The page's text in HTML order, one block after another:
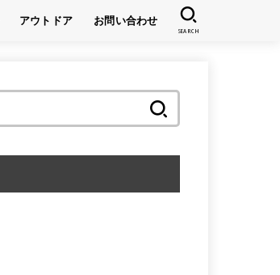
アウトドア お問い合わせ
SEARCH